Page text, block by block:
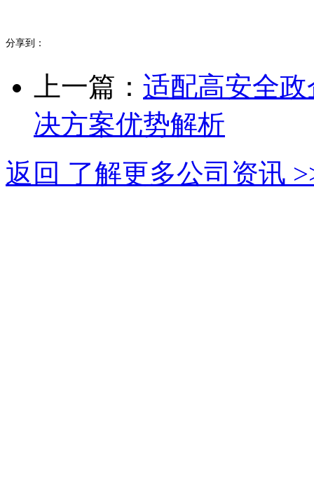
分享到：
上一篇： 适配高安全
决方案优势解析
返回 了解更多公司资讯